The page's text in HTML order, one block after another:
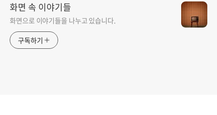
화면 속 이야기들
화면으로 이야기들을 나누고 있습니다.
구독하기